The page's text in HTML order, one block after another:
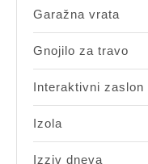
Garažna vrata
Gnojilo za travo
Interaktivni zaslon
Izola
Izziv dneva